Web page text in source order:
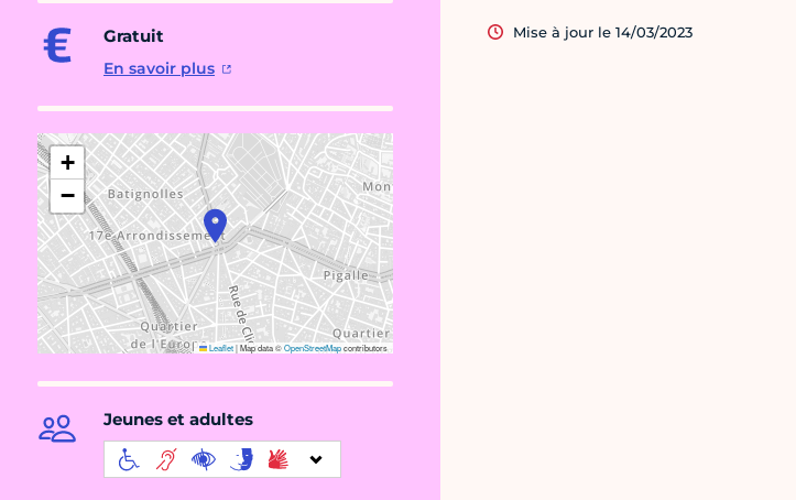
Gratuit
En savoir plus
+
−
Leaflet|Map data ©OpenStreetMapcontributors
Jeunes et adultes
Mise à jour le 14/03/2023